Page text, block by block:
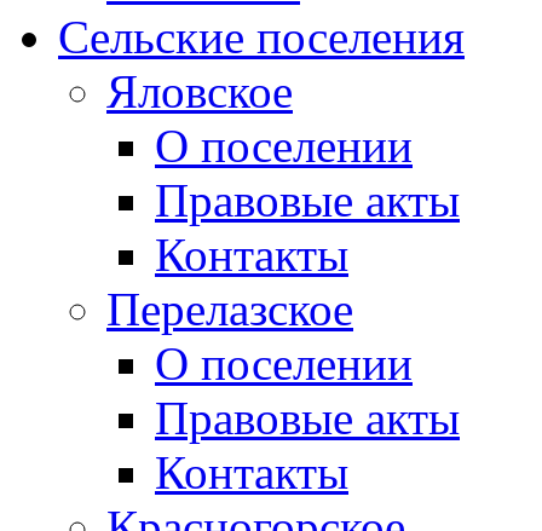
Сельские поселения
Яловское
О поселении
Правовые акты
Контакты
Перелазское
О поселении
Правовые акты
Контакты